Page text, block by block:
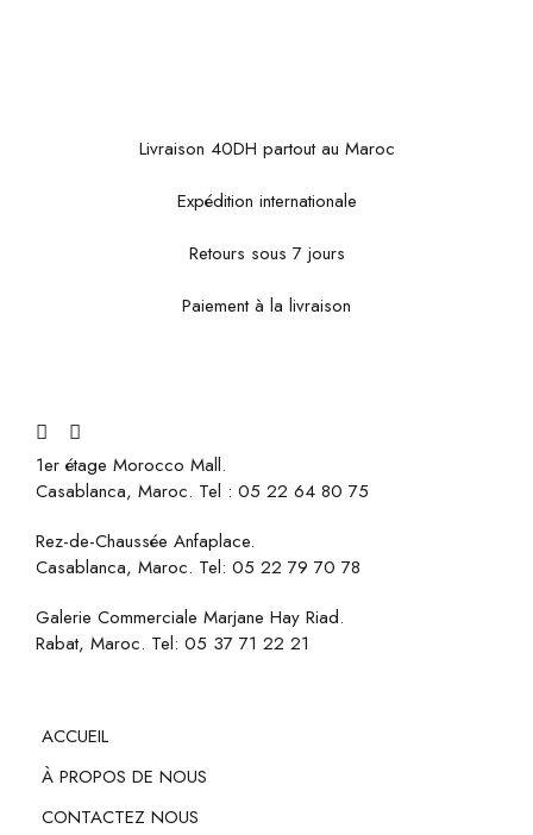
Livraison 40DH partout au Maroc
Expédition internationale
Retours sous 7 jours
Paiement à la livraison
1er étage Morocco Mall.
Casablanca, Maroc. Tel : 05 22 64 80 75
Rez-de-Chaussée Anfaplace.
Casablanca, Maroc. Tel: 05 22 79 70 78
Galerie Commerciale Marjane Hay Riad.
Rabat, Maroc. Tel: 05 37 71 22 21
ACCUEIL
À PROPOS DE NOUS
CONTACTEZ NOUS